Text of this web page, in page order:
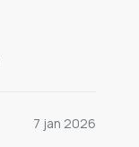
7 jan 2026